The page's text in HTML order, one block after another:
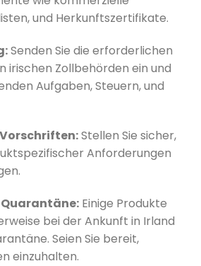
und Herkunftszertifikate.
Senden Sie die erforderlichen
irischen Zollbehörden ein und
Aufgaben, Steuern, und
Stellen Sie sicher,
Anforderungen
Einige Produkte
bei der Ankunft in Irland
Seien Sie bereit,
einzuhalten.